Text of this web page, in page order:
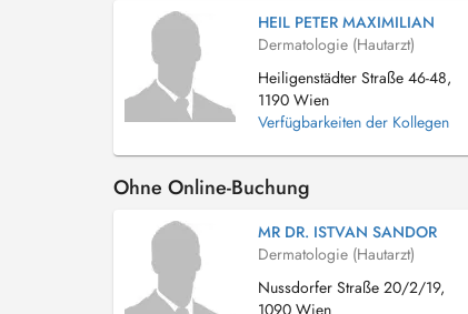
HEIL PETER MAXIMILIAN
Dermatologie (Hautarzt)
Heiligenstädter Straße 46-48,
1190 Wien
Verfügbarkeiten der Kollegen
Ohne Online-Buchung
MR DR. ISTVAN SANDOR
Dermatologie (Hautarzt)
Nussdorfer Straße 20/2/19,
1090 Wien